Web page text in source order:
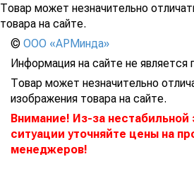
Товар может незначительно
товара на сайте.
© ООО «АРМинда»
Информация на сайте не является
Товар может незначительно
изображения товара на сайте.
Внимание! Из-за нестабильной
ситуации уточняйте цены на
менеджеров!